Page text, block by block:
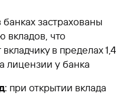
банках застрахованы
вкладов, что
в пределах 1,4
лицензии у банка
: при открытии вклада